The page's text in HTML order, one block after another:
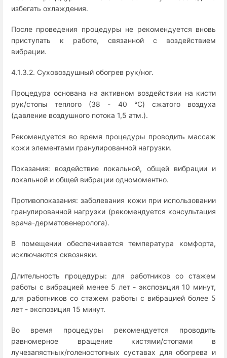
избегать охлаждения.
После проведения процедуры не рекомендуется вновь
приступать к работе, связанной с воздействием
вибрации.
4.1.3.2. Суховоздушный обогрев рук/ног.
Процедура основана на активном воздействии на кисти
рук/стопы теплого (38 - 40 °C) сжатого воздуха
(давление воздушного потока 1,5 атм.).
Рекомендуется во время процедуры проводить массаж
кожи элементами гранулированной нагрузки.
Показания: воздействие локальной, общей вибрации и
локальной и общей вибрации одномоментно.
Противопоказания: заболевания кожи при использовании
гранулированной нагрузки (рекомендуется консультация
врача-дерматовенеролога).
В помещении обеспечивается температура комфорта,
исключаются сквозняки.
Длительность процедуры: для работников со стажем
работы с вибрацией менее 5 лет - экспозиция 10 минут,
для работников со стажем работы с вибрацией более 5
лет - экспозиция 15 минут.
Во время процедуры рекомендуется проводить
равномерное вращение кистями/стопами в
лучезапястных/голеностопных суставах для обогрева и